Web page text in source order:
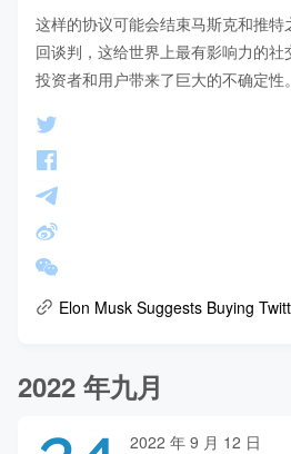
这样的协议可能会结束马斯克和推
回谈判，这给世界上最有影响力的社
投资者和用户带来了巨大的不确定性。
Elon Musk Suggests Buying
2022 年九月
2022 年 9 月 12 日